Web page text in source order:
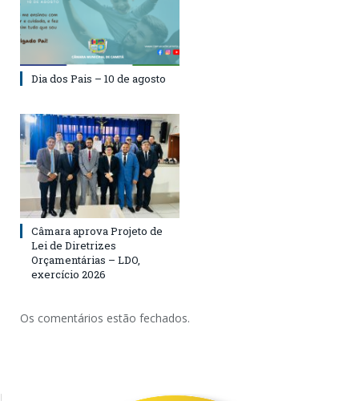
Dia dos Pais – 10 de agosto
Câmara aprova Projeto de
Lei de Diretrizes
Orçamentárias – LDO,
exercício 2026
Os comentários estão fechados.